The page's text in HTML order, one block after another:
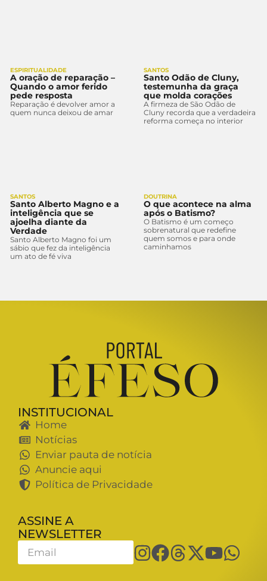
ESPIRITUALIDADE
A oração de reparação –
Quando o amor ferido
pede resposta
Reparação é devolver amor a
quem nunca deixou de amar
SANTOS
Santo Odão de Cluny,
testemunha da graça
que molda corações
A firmeza de São Odão de
Cluny recorda que a verdadeira
reforma começa no interior
SANTOS
Santo Alberto Magno e a
inteligência que se
ajoelha diante da
Verdade
Santo Alberto Magno foi um
sábio que fez da inteligência
um ato de fé viva
DOUTRINA
O que acontece na alma
após o Batismo?
O Batismo é um começo
sobrenatural que redefine
quem somos e para onde
caminhamos
INSTITUCIONAL
Home
Notícias
Enviar pauta de notícia
Anuncie aqui
Política de Privacidade
ASSINE A
NEWSLETTER